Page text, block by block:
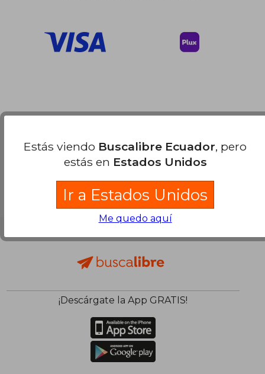
¡Descárgate la App GRATIS!
Estás viendo Buscalibre Ecuador, pero
estás en Estados Unidos
Ir a Estados Unidos
Me quedo aquí